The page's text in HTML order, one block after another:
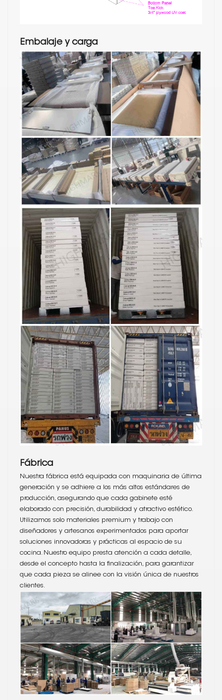
Embalaje y carga
Fábrica
Nuestra fábrica está equipada con maquinaria de última
generación y se adhiere a los más altos estándares de
producción, asegurando que cada gabinete esté
elaborado con precisión, durabilidad y atractivo estético.
Utilizamos solo materiales premium y trabajo con
diseñadores y artesanos experimentados para aportar
soluciones innovadoras y prácticas al espacio de su
cocina. Nuestro equipo presta atención a cada detalle,
desde el concepto hasta la finalización, para garantizar
que cada pieza se alinee con la visión única de nuestros
clientes.